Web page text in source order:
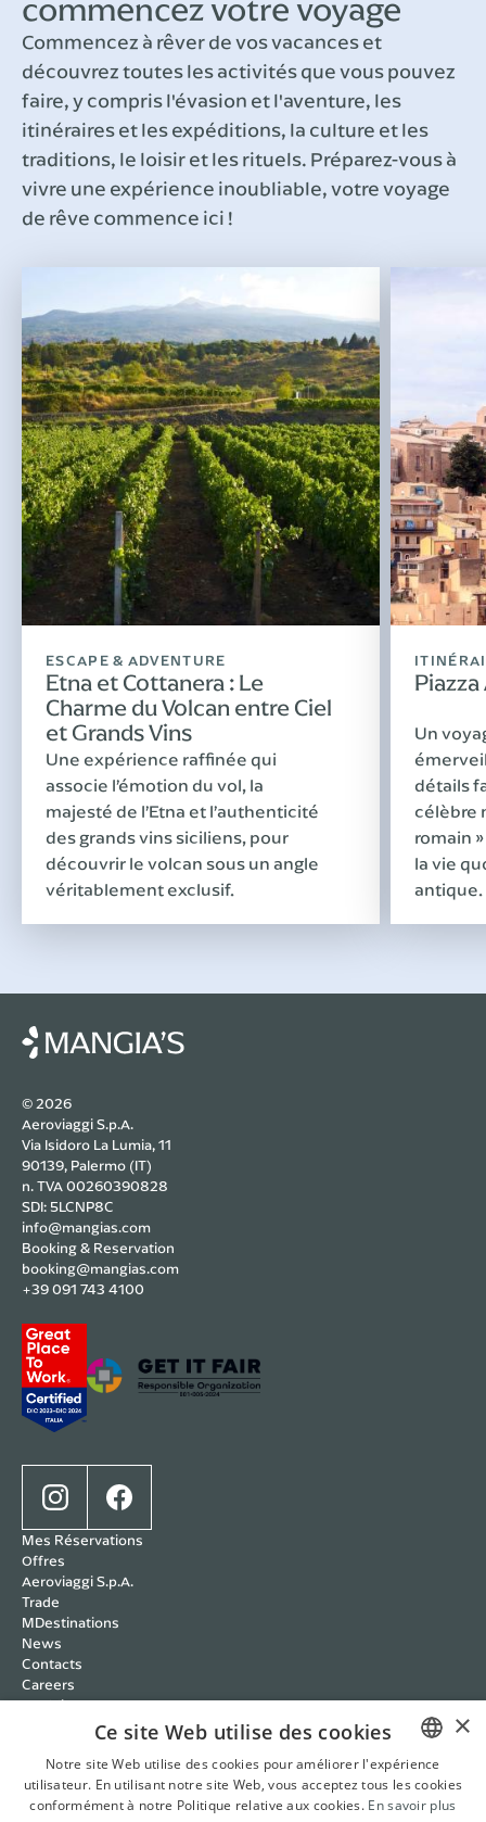
commencez votre voyage
Commencez à rêver de vos vacances et
découvrez toutes les activités que vous pouvez
faire, y compris l'évasion et l'aventure, les
itinéraires et les expéditions, la culture et les
traditions, le loisir et les rituels. Préparez-vous à
vivre une expérience inoubliable, votre voyage
de rêve commence ici !
ESCAPE & ADVENTURE
Etna et Cottanera : Le
Charme du Volcan entre Ciel
et Grands Vins
Une expérience raffinée qui
associe l’émotion du vol, la
majesté de l’Etna et l’authenticité
des grands vins siciliens, pour
découvrir le volcan sous un angle
véritablement exclusif.
Un
détails
célèbre
romain
la vie
antique.
© 2026
Aeroviaggi S.p.A.
Via Isidoro La Lumia, 11
90139, Palermo (IT)
n. TVA 00260390828
SDI: 5LCNP8C
info@mangias.com
Booking & Reservation
booking@mangias.com
+39 091 743 4100
Mes Réservations
Offres
Aeroviaggi S.p.A.
Trade
MDestinations
News
Contacts
Careers
Wedding
Cookie policy
Conditions Transparantes
RBC Policy
ITALIAN
×
Ce site Web utilise des cookies
Notre site Web utilise des cookies pour améliorer l'expérience
utilisateur. En utilisant notre site Web, vous acceptez tous les cookies
conformément à notre Politique relative aux cookies. En savoir plus